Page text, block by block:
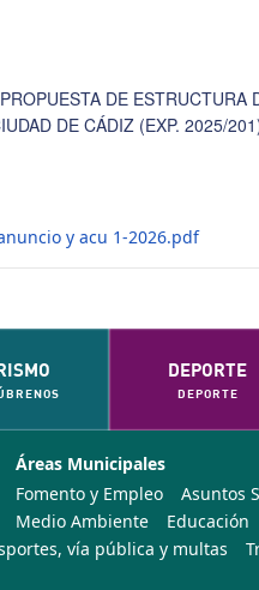
DE
DE CÁDIZ (EXP. 2025/
y acu 1-2026.pdf
DEPORTE
DEPORTE
Áreas Municipales
Fomento y Empleo
Asuntos
Medio Ambiente
Educación
vía pública y multas